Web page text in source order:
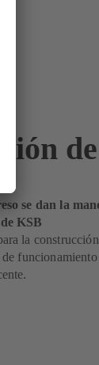
se dan la
KSB
la